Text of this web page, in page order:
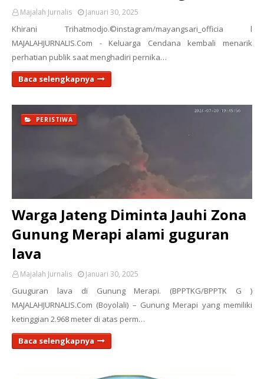
Majalah Jurnalis Januari 30, 2025
Khirani Trihatmodjo.©instagram/mayangsari_officia l
MAJALAHJURNALIS.Com - Keluarga Cendana kembali menarik
perhatian publik saat menghadiri pernika…
Baca selengkapnya
PERISTIWA
Warga Jateng Diminta Jauhi Zona
Gunung Merapi alami guguran
lava
Majalah Jurnalis Januari 30, 2025
Guuguran lava di Gunung Merapi. (BPPTKG/BPPTK G )
MAJALAHJURNALIS.Com (Boyolali) – Gunung Merapi yang memiliki
ketinggian 2.968 meter di atas perm…
Baca selengkapnya